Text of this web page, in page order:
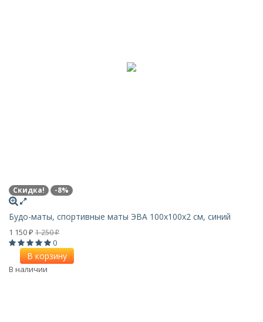
Скидка! -8%
Будо-маты, спортивные маты ЭВА 100х100x2 см, синий
1 150 ₽ 1 250₽
0
В корзину
В наличии